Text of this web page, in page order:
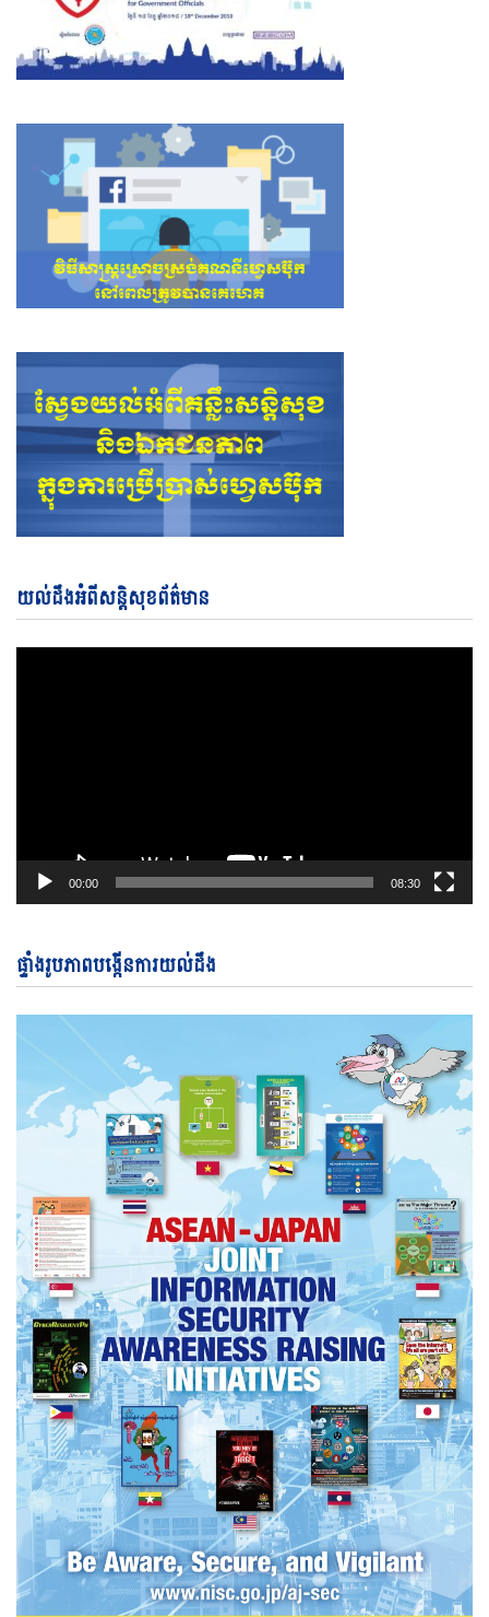
យល់ដឹងអំពីសន្តិសុខព័ត៌មាន
00:00 08:30
ផ្ទាំងរូបភាពបង្កើនការយល់ដឹង